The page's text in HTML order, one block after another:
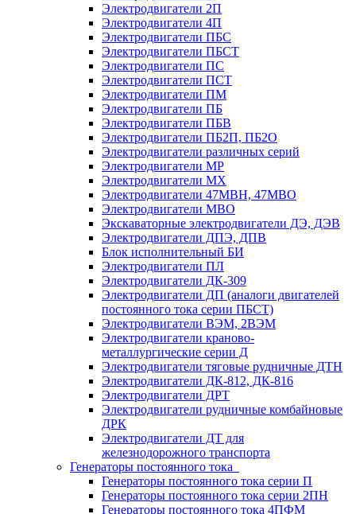
Электродвигатели 2П
Электродвигатели 4П
Электродвигатели ПБС
Электродвигатели ПБСТ
Электродвигатели ПС
Электродвигатели ПСТ
Электродвигатели ПМ
Электродвигатели ПБ
Электродвигатели ПБВ
Электродвигатели ПБ2П, ПБ2О
Электродвигатели различных серий
Электродвигатели МР
Электродвигатели MX
Электродвигатели 47MBH, 47МВО
Электродвигатели MBO
Экскаваторные электродвигатели ДЭ, ДЭВ
Электродвигатели ДПЭ, ДПВ
Блок исполнительный БИ
Электродвигатели ПЛ
Электродвигатели ДК-309
Электродвигатели ДП (аналоги двигателей
постоянного тока серии ПБСТ)
Электродвигатели ВЭМ, 2ВЭМ
Электродвигатели краново-
металлургические серии Д
Электродвигатели тяговые рудничные ДТН
Электродвигатели ДК-812, ДК-816
Электродвигатели ДРТ
Электродвигатели рудничные комбайновые
ДРК
Электродвигатели ДТ для
железнодорожного транспорта
Генераторы постоянного тока
Генераторы постоянного тока серии П
Генераторы постоянного тока серии 2ПН
Генераторы постоянного тока 4ПФМ